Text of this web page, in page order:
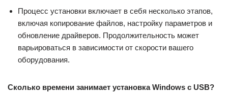
Процесс установки включает в себя несколько этапов,
включая копирование файлов, настройку параметров и
обновление драйверов. Продолжительность может
варьироваться в зависимости от скорости вашего
оборудования.
Сколько времени занимает установка Windows с USB?